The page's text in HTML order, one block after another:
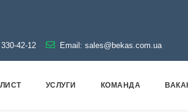
42-12 Email: sales@bekas.com.ua
УСЛУГИ КОМАНДА